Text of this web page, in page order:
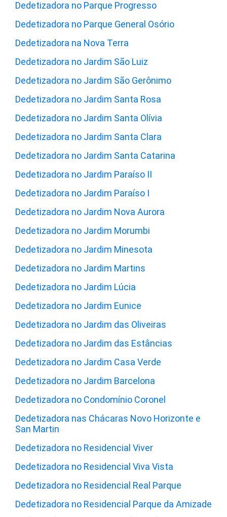
Dedetizadora no Parque Progresso
Dedetizadora no Parque General Osório
Dedetizadora na Nova Terra
Dedetizadora no Jardim São Luiz
Dedetizadora no Jardim São Gerônimo
Dedetizadora no Jardim Santa Rosa
Dedetizadora no Jardim Santa Olívia
Dedetizadora no Jardim Santa Clara
Dedetizadora no Jardim Santa Catarina
Dedetizadora no Jardim Paraíso II
Dedetizadora no Jardim Paraíso I
Dedetizadora no Jardim Nova Aurora
Dedetizadora no Jardim Morumbi
Dedetizadora no Jardim Minesota
Dedetizadora no Jardim Martins
Dedetizadora no Jardim Lúcia
Dedetizadora no Jardim Eunice
Dedetizadora no Jardim das Oliveiras
Dedetizadora no Jardim das Estâncias
Dedetizadora no Jardim Casa Verde
Dedetizadora no Jardim Barcelona
Dedetizadora no Condomínio Coronel
Dedetizadora nas Chácaras Novo Horizonte e
San Martin
Dedetizadora no Residencial Viver
Dedetizadora no Residencial Viva Vista
Dedetizadora no Residencial Real Parque
Dedetizadora no Residencial Parque da Amizade